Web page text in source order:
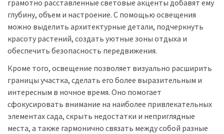
грамотно расставленные световые акценты добавят ему
глубину, объем и настроение. С помощью освещения
можно выделить архитектурные детали, подчеркнуть
красоту растений, создать уютные зоны отдыха и
обеспечить безопасность передвижения.
Кроме того, освещение позволяет визуально расширить
границы участка, сделать его более выразительным и
интересным в ночное время. Оно помогает
сфокусировать внимание на наиболее привлекательных
элементах сада, скрыть недостатки и неприглядные
места, а также гармонично связать между собой разные